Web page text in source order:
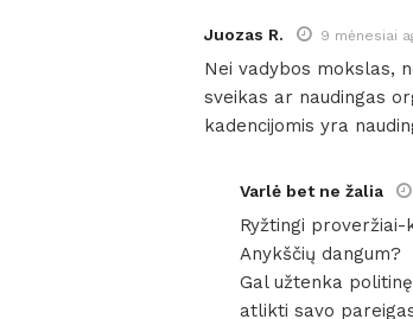
Juozas R. 9 mėnesiai
Nei vadybos mokslas,
sveikas ar naudingas
kadencijomis yra
Varlė bet ne žalia
Ryžtingi
Anykščių dangum?
Gal užtenka
atlikti savo